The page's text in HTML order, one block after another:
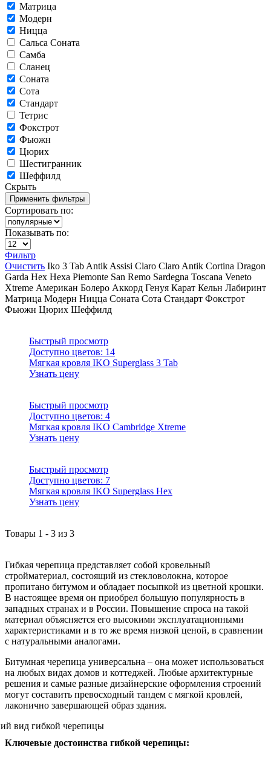
Матрица
Модерн
Ницца
Сальса Соната
Самба
Сланец
Соната
Сота
Стандарт
Тетрис
Фокстрот
Фьюжн
Цюрих
Шестигранник
Шеффилд
Скрыть
Сортировать по:
Показывать по:
Фильтр
Очистить Iko 3 Tab Antik Assisi Claro Claro Antik Cortina Dragon
Garda Hex Hexa Piemonte San Remo Sardegna Toscana Veneto
Xtreme Американ Болеро Аккорд Генуя Карат Кельн Лабиринт
Матрица Модерн Ницца Соната Сота Стандарт Фокстрот
Фьюжн Цюрих Шеффилд
Быстрый просмотр
Доступно цветов: 14
Мягкая кровля IKO Superglass 3 Tab
Узнать цену
Быстрый просмотр
Доступно цветов: 4
Мягкая кровля IKO Cambridge Xtreme
Узнать цену
Быстрый просмотр
Доступно цветов: 7
Мягкая кровля IKO Superglass Hex
Узнать цену
Товары 1 - 3 из 3
Гибкая черепица представляет собой кровельный
стройматериал, состоящий из стекловолокна, которое
пропитано битумом и обладает посыпкой из цветной крошки.
В настоящее время он приобрел большую популярность в
западных странах и в России. Повышение спроса на такой
материал объясняется его высокими эксплуатационными
характеристиками и в то же время низкой ценой, в сравнении
с натуральными аналогами.
Битумная черепица универсальна – она может использоваться
на любых видах домов и коттеджей. Любые архитектурные
решения и самые разные дизайнерские оформления строений
могут составить превосходный тандем с мягкой кровлей,
лаконично завершающей образ здания.
Ключевые достоинства гибкой черепицы: